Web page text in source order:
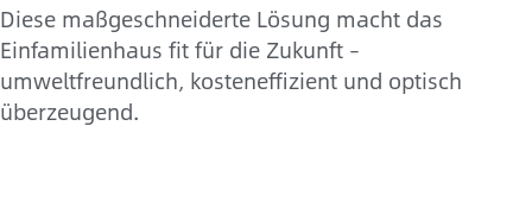
Diese maßgeschneiderte Lösung macht das
Einfamilienhaus fit für die Zukunft –
umweltfreundlich, kosteneffizient und optisch
überzeugend.